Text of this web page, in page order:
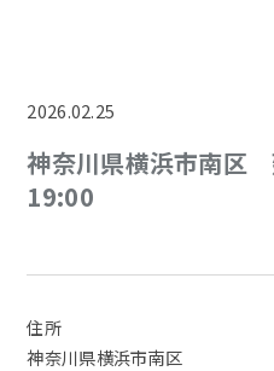
2026.02.25
神奈川県横浜市南区
19:00
住所
神奈川県横浜市南区